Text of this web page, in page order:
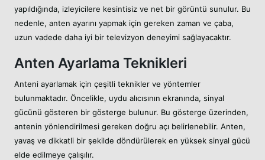
yapıldığında, izleyicilere kesintisiz ve net bir görüntü sunulur. Bu
nedenle, anten ayarını yapmak için gereken zaman ve çaba,
uzun vadede daha iyi bir televizyon deneyimi sağlayacaktır.
Anten Ayarlama Teknikleri
Anteni ayarlamak için çeşitli teknikler ve yöntemler
bulunmaktadır. Öncelikle, uydu alıcısının ekranında, sinyal
gücünü gösteren bir gösterge bulunur. Bu gösterge üzerinden,
antenin yönlendirilmesi gereken doğru açı belirlenebilir. Anten,
yavaş ve dikkatli bir şekilde döndürülerek en yüksek sinyal gücü
elde edilmeye çalışılır.